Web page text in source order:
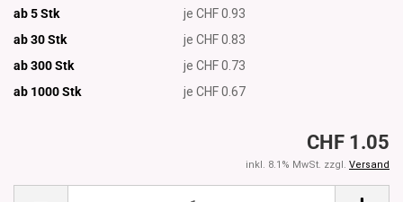
ab 5 Stk
je CHF 0.93
ab 30 Stk
je CHF 0.83
ab 300 Stk
je CHF 0.73
ab 1000Stk je CHF 0.67
CHF 1.05
inkl. 8.1% MwSt. zzgl. Versand